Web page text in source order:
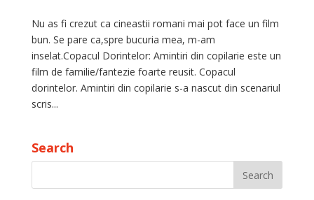
Nu as fi crezut ca cineastii romani mai pot face un film
bun. Se pare ca,spre bucuria mea, m-am
inselat.Copacul Dorintelor: Amintiri din copilarie este un
film de familie/fantezie foarte reusit. Copacul
dorintelor. Amintiri din copilarie s-a nascut din scenariul
scris...
Search